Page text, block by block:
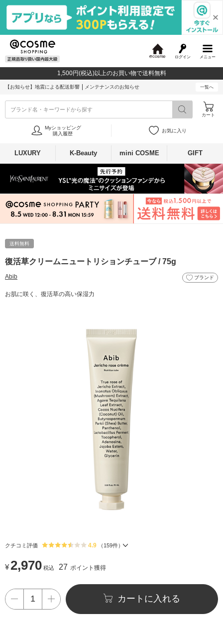
メニュー
ログイン
c
o
1,500円(税込)以上のお買い物で送料無料
【お知らせ】 地震による配送影響 メンテナンスのお知らせ 一覧へ
ブランド名・キーワードから探す
カート
Myショッピング
購入履歴
お気に入り
LUXURY K-Beauty mini COSME GIFT
送料無料
復活草クリームニュートリションチューブ / 75g
Abib ブランド
お肌に咲く、復活草の高い保湿力
クチコミ評価 4.9 （ 159件）
¥ 2,970 税込 27 ポイント獲得
カートに入れる